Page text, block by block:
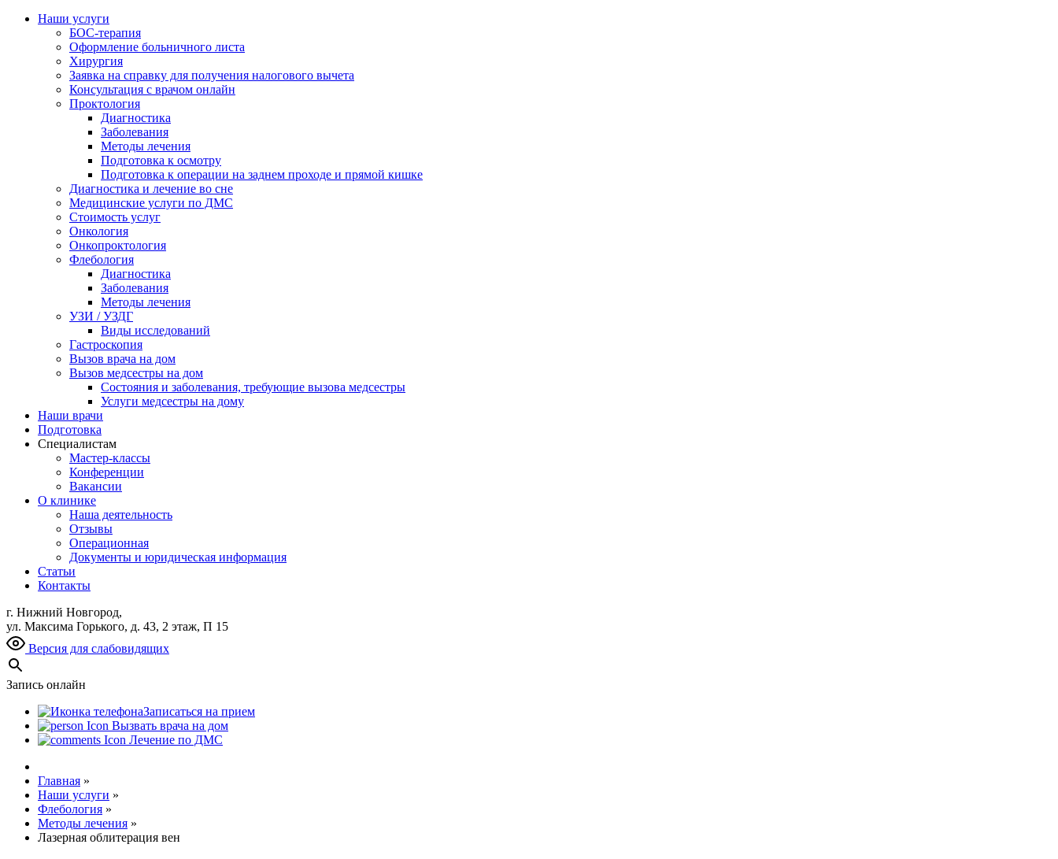
Наши услуги
БОС-терапия
Оформление больничного листа
Хирургия
Заявка на справку для получения налогового вычета
Консультация с врачом онлайн
Проктология
Диагностика
Заболевания
Методы лечения
Подготовка к осмотру
Подготовка к операции на заднем проходе и прямой кишке
Диагностика и лечение во сне
Медицинские услуги по ДМС
Стоимость услуг
Онкология
Онкопроктология
Флебология
Диагностика
Заболевания
Методы лечения
УЗИ / УЗДГ
Виды исследований
Гастроскопия
Вызов врача на дом
Вызов медсестры на дом
Состояния и заболевания, требующие вызова медсестры
Услуги медсестры на дому
Наши врачи
Подготовка
Специалистам
Мастер-классы
Конференции
Вакансии
О клинике
Наша деятельность
Отзывы
Операционная
Документы и юридическая информация
Статьи
Контакты
г. Нижний Новгород,
ул. Максима Горького, д. 43, 2 этаж, П 15
Версия для слабовидящих
Запись онлайн
Записаться на прием
Вызвать врача на дом
Лечение по ДМС
Главная »
Наши услуги »
Флебология »
Методы лечения »
Лазерная облитерация вен